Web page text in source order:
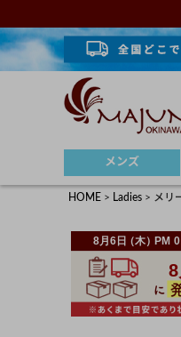
メンズ
HOME Ladies メリ